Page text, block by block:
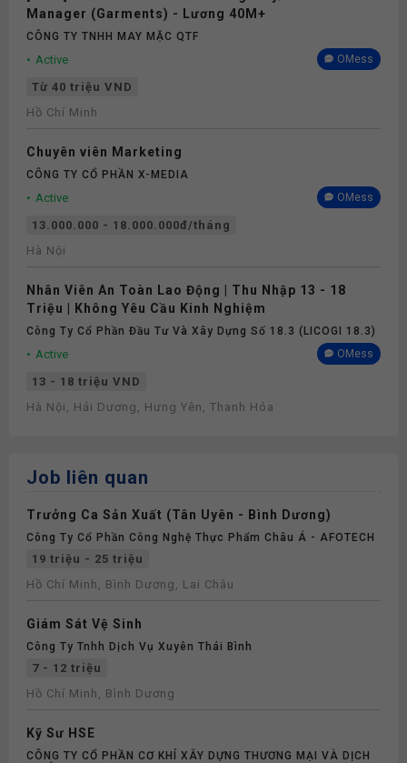
Manager (Garments) - Lương 40M+
CÔNG TY TNHH MAY MẶC QTF
Active OMess
Từ 40 triệu VND
Hồ Chí Minh
Chuyên viên Marketing
CÔNG TY CỔ PHẦN X-MEDIA
Active OMess
13.000.000 - 18.000.000đ/tháng
Hà Nội
Nhân Viên An Toàn Lao Động | Thu Nhập 13 - 18
Triệu | Không Yêu Cầu Kinh Nghiệm
Công Ty Cổ Phần Đầu Tư Và Xây Dựng Số 18.3 (LICOGI 18.3)
Active OMess
13 - 18 triệu VND
Hà Nội, Hải Dương, Hưng Yên, Thanh Hóa
Job liên quan
Trưởng Ca Sản Xuất (Tân Uyên - Bình Dương)
Công Ty Cổ Phần Công Nghệ Thực Phẩm Châu Á - AFOTECH
19 triệu - 25 triệu
Hồ Chí Minh, Bình Dương, Lai Châu
Giám Sát Vệ Sinh
Công Ty Tnhh Dịch Vụ Xuyên Thái Bình
7 - 12 triệu
Hồ Chí Minh, Bình Dương
Kỹ Sư HSE
CÔNG TY CỔ PHẦN CƠ KHÍ XÂY DỰNG THƯƠNG MẠI VÀ DỊCH